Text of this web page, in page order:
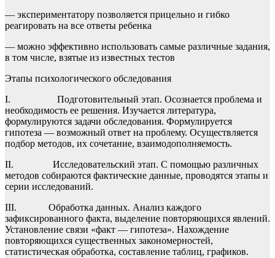
— экспериментатору позволяется прицельно и гибко
реагировать на все ответы ребенка
— можно эффективно использовать самые различные задания,
в том числе, взятые из известных тестов
Этапы психологического обследования
I. Подготовительный этап. Осознается проблема и
необходимость ее решения. Изучается литература,
формулируются задачи обследования. Формулируется
гипотеза — возможный ответ на проблему. Осуществляется
подбор методов, их сочетание, взаимодополняемость.
II. Исследовательский этап. С помощью различных
методов собираются фактические данные, проводятся этапы и
серии исследований.
III. Обработка данных. Анализ каждого
зафиксированного факта, выделение повторяющихся явлений.
Установление связи «факт — гипотеза». Нахождение
повторяющихся существенных закономерностей,
статистическая обработка, составление таблиц, графиков.